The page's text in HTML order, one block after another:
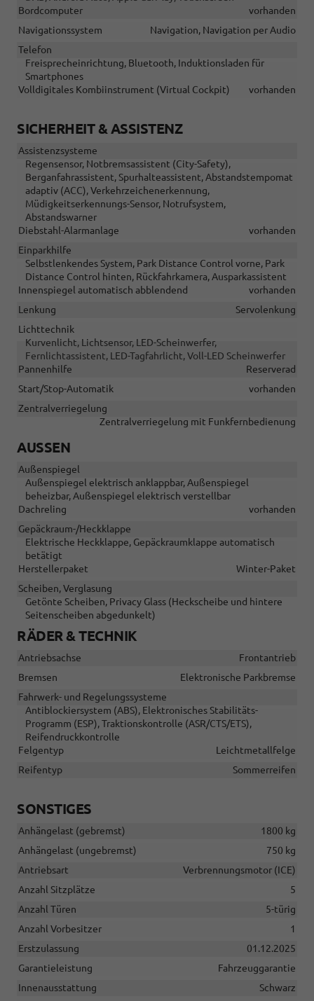
Bordcomputer
vorhanden
Navigationssystem
Navigation, Navigation per Audio
Telefon
Freisprecheinrichtung, Bluetooth, Induktionsladen für
Smartphones
Volldigitales Kombiinstrument (Virtual Cockpit)
vorhanden
SICHERHEIT & ASSISTENZ
Assistenzsysteme
Regensensor, Notbremsassistent (City-Safety),
Berganfahrassistent, Spurhalteassistent, Abstandstempomat
adaptiv (ACC), Verkehrzeichenerkennung,
Müdigkeitserkennungs-Sensor, Notrufsystem,
Abstandswarner
Diebstahl-Alarmanlage
vorhanden
Einparkhilfe
Selbstlenkendes System, Park Distance Control vorne, Park
Distance Control hinten, Rückfahrkamera, Ausparkassistent
Innenspiegel automatisch abblendend
vorhanden
Lenkung
Servolenkung
Lichttechnik
Kurvenlicht, Lichtsensor, LED-Scheinwerfer,
Fernlichtassistent, LED-Tagfahrlicht, Voll-LED Scheinwerfer
Pannenhilfe
Reserverad
Start/Stop-Automatik
vorhanden
Zentralverriegelung
Zentralverriegelung mit Funkfernbedienung
AUSSEN
Außenspiegel
Außenspiegel elektrisch anklappbar, Außenspiegel
beheizbar, Außenspiegel elektrisch verstellbar
Dachreling
vorhanden
Gepäckraum-/Heckklappe
Elektrische Heckklappe, Gepäckraumklappe automatisch
betätigt
Herstellerpaket
Winter-Paket
Scheiben, Verglasung
Getönte Scheiben, Privacy Glass (Heckscheibe und hintere
Seitenscheiben abgedunkelt)
RÄDER & TECHNIK
Antriebsachse
Frontantrieb
Bremsen
Elektronische Parkbremse
Fahrwerk- und Regelungssysteme
Antiblockiersystem (ABS), Elektronisches Stabilitäts-
Programm (ESP), Traktionskontrolle (ASR/CTS/ETS),
Reifendruckkontrolle
Felgentyp
Leichtmetallfelge
Reifentyp
Sommerreifen
SONSTIGES
Anhängelast (gebremst)
1800 kg
Anhängelast (ungebremst)
750 kg
Antriebsart
Verbrennungsmotor (ICE)
Anzahl Sitzplätze
5
Anzahl Türen
5-türig
Anzahl Vorbesitzer
1
Erstzulassung
01.12.2025
Garantieleistung
Fahrzeuggarantie
Innenausstattung
Schwarz